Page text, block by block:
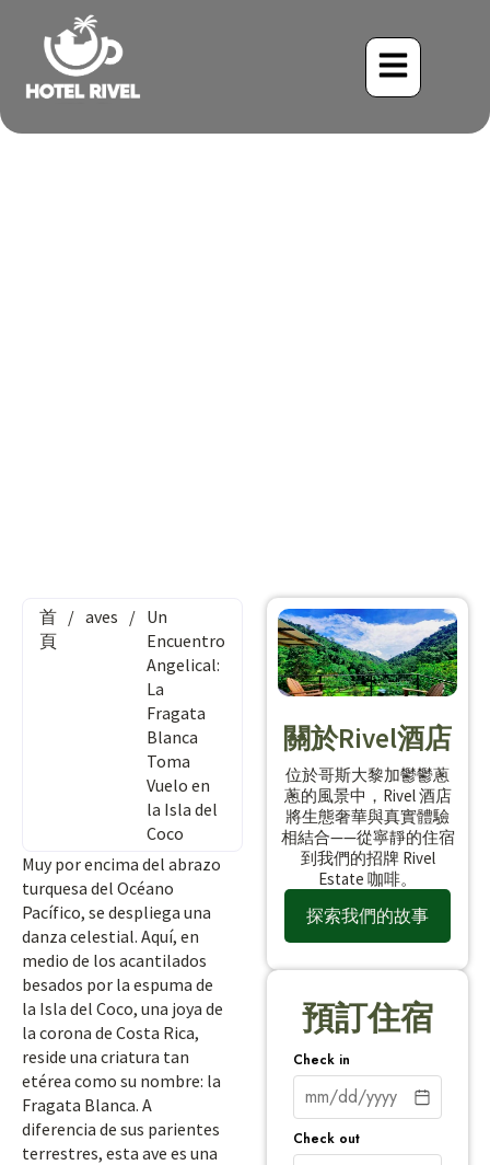
首
頁
/ aves / Un
Encuentro
Angelical:
La
Fragata
Blanca
Toma
Vuelo en
la Isla del
Coco
Muy por encima del abrazo
turquesa del Océano
Pacífico, se despliega una
danza celestial. Aquí, en
medio de los acantilados
besados por la espuma de
la Isla del Coco, una joya de
la corona de Costa Rica,
reside una criatura tan
etérea como su nombre: la
Fragata Blanca. A
diferencia de sus parientes
terrestres, esta ave es una
關於Rivel酒店
位於哥斯大黎加鬱鬱蔥
蔥的風景中，Rivel 酒店
將生態奢華與真實體驗
相結合——從寧靜的住宿
到我們的招牌 Rivel
Estate 咖啡。
探索我們的故事
預訂住宿
Check in
Check out